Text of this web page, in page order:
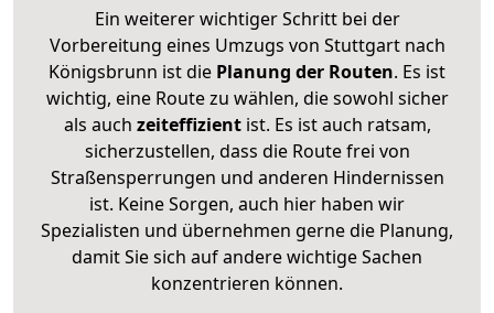
Ein weiterer wichtiger Schritt bei der
Vorbereitung eines Umzugs von Stuttgart nach
Königsbrunn ist die Planung der Routen. Es ist
wichtig, eine Route zu wählen, die sowohl sicher
als auch zeiteffizientist. Es ist auch ratsam,
sicherzustellen, dass die Route frei von
Straßensperrungen und anderen Hindernissen
ist. Keine Sorgen, auch hier haben wir
Spezialisten und übernehmen gerne die Planung,
damit Sie sich auf andere wichtige Sachen
konzentrieren können.